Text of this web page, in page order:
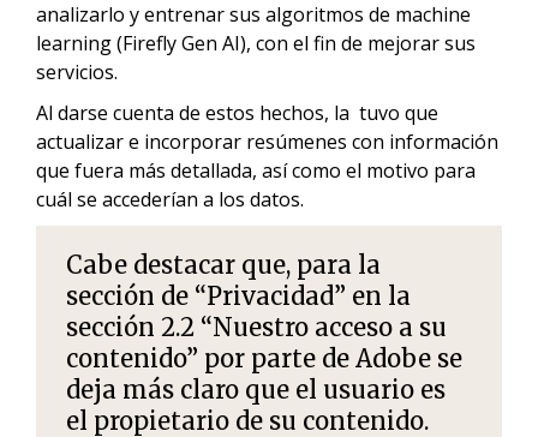
analizarlo y entrenar sus algoritmos de machine
learning (Firefly Gen AI), con el fin de mejorar sus
servicios.
Al darse cuenta de estos hechos, la tuvo que
actualizar e incorporar resúmenes con información
que fuera más detallada, así como el motivo para
cuál se accederían a los datos.
Cabe destacar que, para la
sección de “Privacidad” en la
sección 2.2 “Nuestro acceso a su
contenido” por parte de Adobe se
deja más claro que el usuario es
el propietario de su contenido.